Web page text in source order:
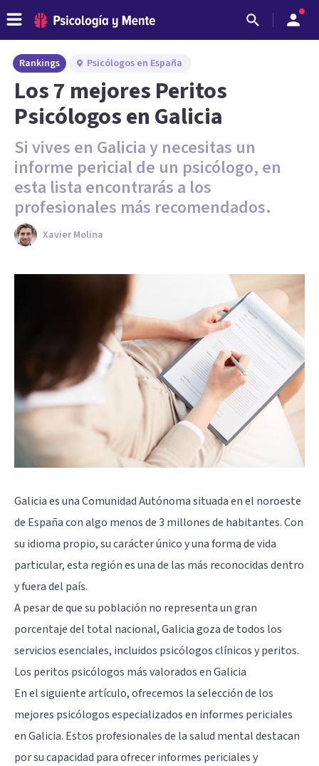
Rankings Psicólogos en España
Los 7 mejores Peritos
Psicólogos en Galicia
Si vives en Galicia y necesitas un
informe pericial de un psicólogo, en
esta lista encontrarás a los
profesionales más recomendados.
Xavier Molina
Galicia es una Comunidad Autónoma situada en el noroeste
de España con algo menos de 3 millones de habitantes. Con
su idioma propio, su carácter único y una forma de vida
particular, esta región es una de las más reconocidas dentro
y fuera del país.
A pesar de que su población no representa un gran
porcentaje del total nacional, Galicia goza de todos los
servicios esenciales, incluidos psicólogos clínicos y peritos.
Los peritos psicólogos más valorados en Galicia
En el siguiente artículo, ofrecemos la selección de los
mejores psicólogos especializados en informes periciales
en Galicia. Estos profesionales de la salud mental destacan
por su capacidad para ofrecer informes periciales y